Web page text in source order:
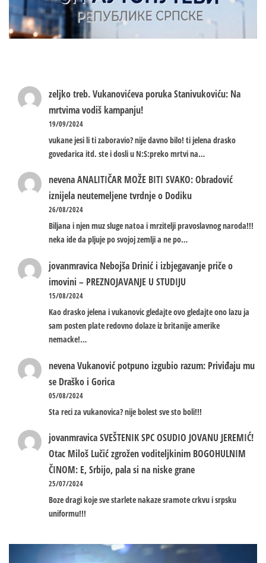
zeljko treb.Vukanovićeva poruka Stanivukoviću: Na
mrtvima vodiš kampanju!
19/09/2024
vukane jesi li ti zaboravio? nije davno bilo! ti jelena drasko
govedarica itd. ste i dosli u N:S:preko mrtvi na…
nevenaANALITIČAR MOŽE BITI SVAKO: Obradović
iznijela neutemeljene tvrdnje o Dodiku
26/08/2024
Biljana i njen muz sluge natoa i mrzitelji pravoslavnog naroda!!!
neka ide da pljuje po svojoj zemlji a ne po…
jovanmravica Nebojša Drinić i izbjegavanje priče o
imovini – PREZNOJAVANJE U STUDIJU
15/08/2024
Kao drasko jelena i vukanovic gledajte ovo gledajte ono lazu ja
sam posten plate redovno dolaze iz britanije amerike
nemacke!…
nevenaVukanović potpuno izgubio razum: Priviđaju mu
se Draško i Gorica
05/08/2024
Sta reci za vukanovica? nije bolest sve sto boli!!!
jovanmravicaSVEŠTENIK SPC OSUDIO JOVANU JEREMIĆ!
Otac Miloš Lučić zgrožen voditeljkinim BOGOHULNIM
ČINOM: E, Srbijo, pala si na niske grane
25/07/2024
Boze dragi koje sve starlete nakaze sramote crkvu i srpsku
uniformu!!!